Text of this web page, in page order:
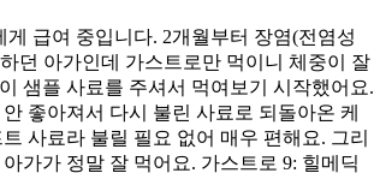
게 급여 중입니다. 2개월부터 장염(전염성
던 아가인데 가스트로만 먹이니 체중이 잘
샘플 사료를 주셔서 먹여보기 시작했어요.
좋아져서 다시 불린 사료로 되돌아온 케
사료라 불릴 필요 없어 매우 편해요. 그리
가가 정말 잘 먹어요. 가스트로 9: 힐메딕